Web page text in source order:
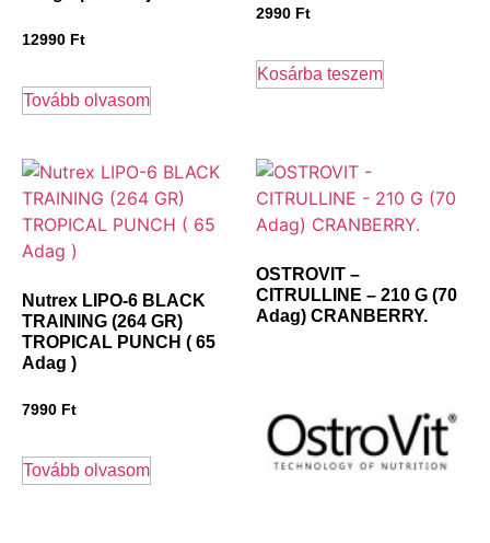
12990 Ft
Tovább olvasom
2990 Ft
Kosárba teszem
Nutrex LIPO-6 BLACK
TRAINING (264 GR)
TROPICAL PUNCH ( 65
Adag )
7990 Ft
Tovább olvasom
OSTROVIT –
CITRULLINE – 210 G (70
Adag) CRANBERRY.